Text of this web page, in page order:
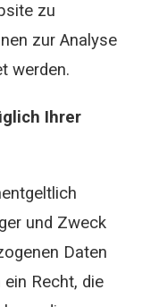
zu
zur Analyse
werden.
Ihrer
und Zweck
Daten
Recht, die